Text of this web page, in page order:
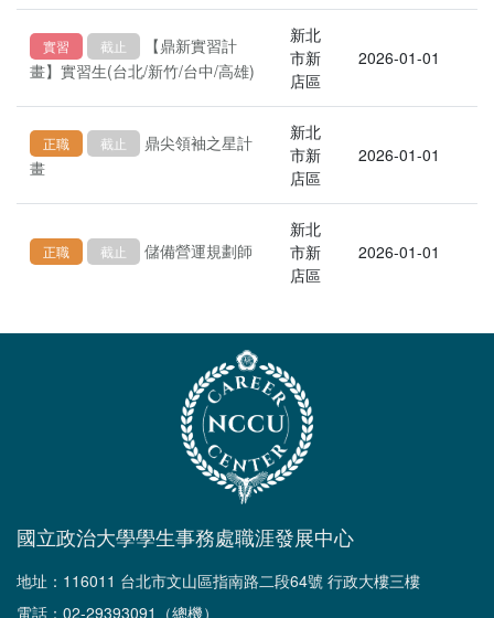
實習 截止
【鼎新實習計
畫】實習生(台北/新竹/台中/高雄)
新北
市新
店區
2026-01-01
正職 截止
鼎尖領袖之星計
畫
新北
市新
店區
2026-01-01
正職 截止 儲備營運規劃師
新北
市新
店區
2026-01-01
國立政治大學學生事務處職涯發展中心
地址：116011 台北市文山區指南路二段64號 行政大樓三樓
電話：02-29393091（總機）